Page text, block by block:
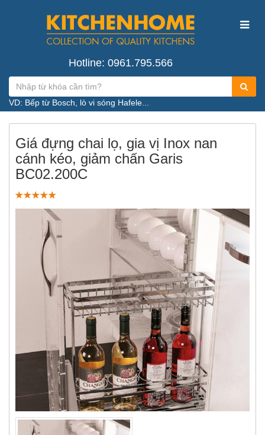
Hotline: 0961.795.566
VD: Bếp từ Bosch, lò vi sóng Hafele...
Giá đựng chai lọ, gia vị Inox nan
cánh kéo, giảm chấn Garis
BC02.200C